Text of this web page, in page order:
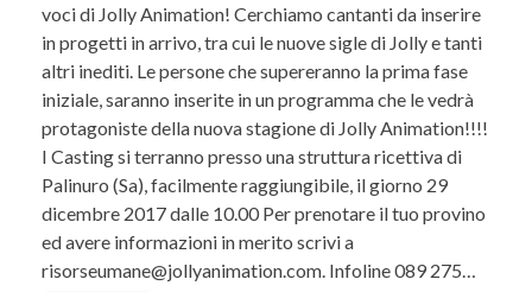
voci di Jolly Animation! Cerchiamo cantanti da inserire
in progetti in arrivo, tra cui le nuove sigle di Jolly e tanti
altri inediti. Le persone che supereranno la prima fase
iniziale, saranno inserite in un programma che le vedrà
protagoniste della nuova stagione di Jolly Animation!!!!
I Casting si terranno presso una struttura ricettiva di
Palinuro (Sa), facilmente raggiungibile, il giorno 29
dicembre 2017 dalle 10.00 Per prenotare il tuo provino
ed avere informazioni in merito scrivi a
risorseumane@jollyanimation.com. Infoline 089 275…